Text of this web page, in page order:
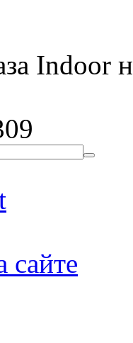
Indoor
сайте